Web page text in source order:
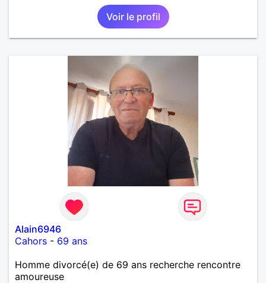
Voir le profil
Alain6946
Cahors - 69 ans
Homme divorcé(e) de 69 ans recherche rencontre
amoureuse